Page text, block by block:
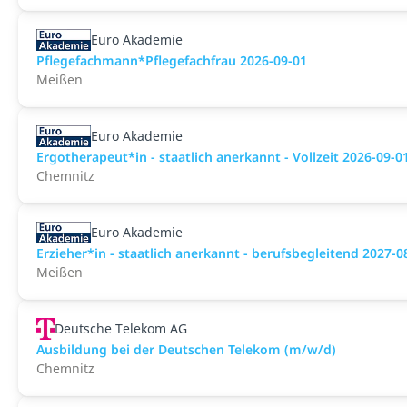
Euro Akademie
Pflegefachmann*Pflegefachfrau 2026-09-01
Meißen
Euro Akademie
Ergotherapeut*in - staatlich anerkannt - Vollzeit 2026-09-01
Chemnitz
Euro Akademie
Erzieher*in - staatlich anerkannt - berufsbegleitend 2027-
Meißen
Deutsche Telekom AG
Ausbildung bei der Deutschen Telekom (m/w/d)
Chemnitz